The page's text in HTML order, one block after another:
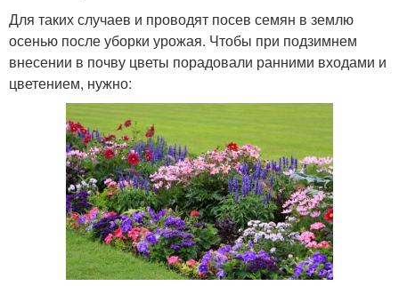
Для таких случаев и проводят посев семян в землю
осенью после уборки урожая. Чтобы при подзимнем
внесении в почву цветы порадовали ранними входами и
цветением, нужно: